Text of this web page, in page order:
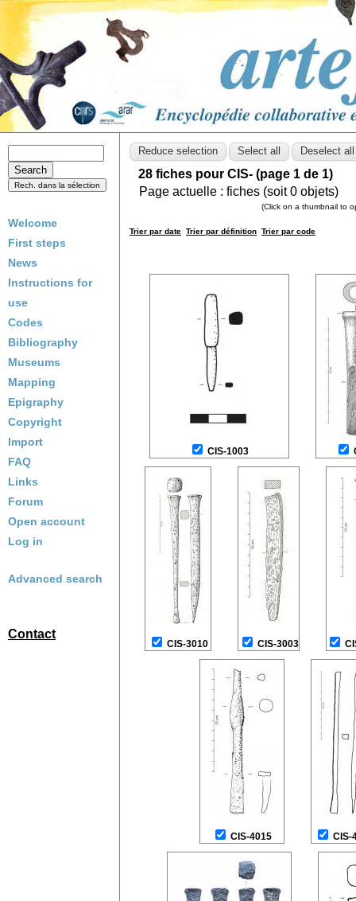
Welcome
First steps
News
Instructions for
use
Codes
Bibliography
Museums
Mapping
Epigraphy
Copyright
Import
FAQ
Links
Forum
Open account
Log in
Advanced search
Contact
28 fiches pour CIS- (page 1 de 1)
Page actuelle : fiches (soit0 objets)
(Click on a thumbnail to
Trier par date Trier par définition Trier par code
CIS-1003
CIS-3010 CIS-3003
CIS-4015 CIS-